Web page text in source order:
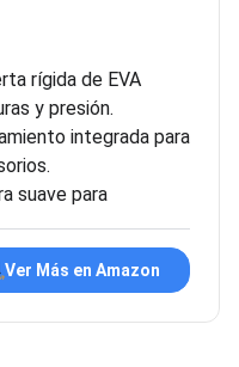
rígida de EVA
y presión.
integrada para
suave para
Ver Más en Amazon